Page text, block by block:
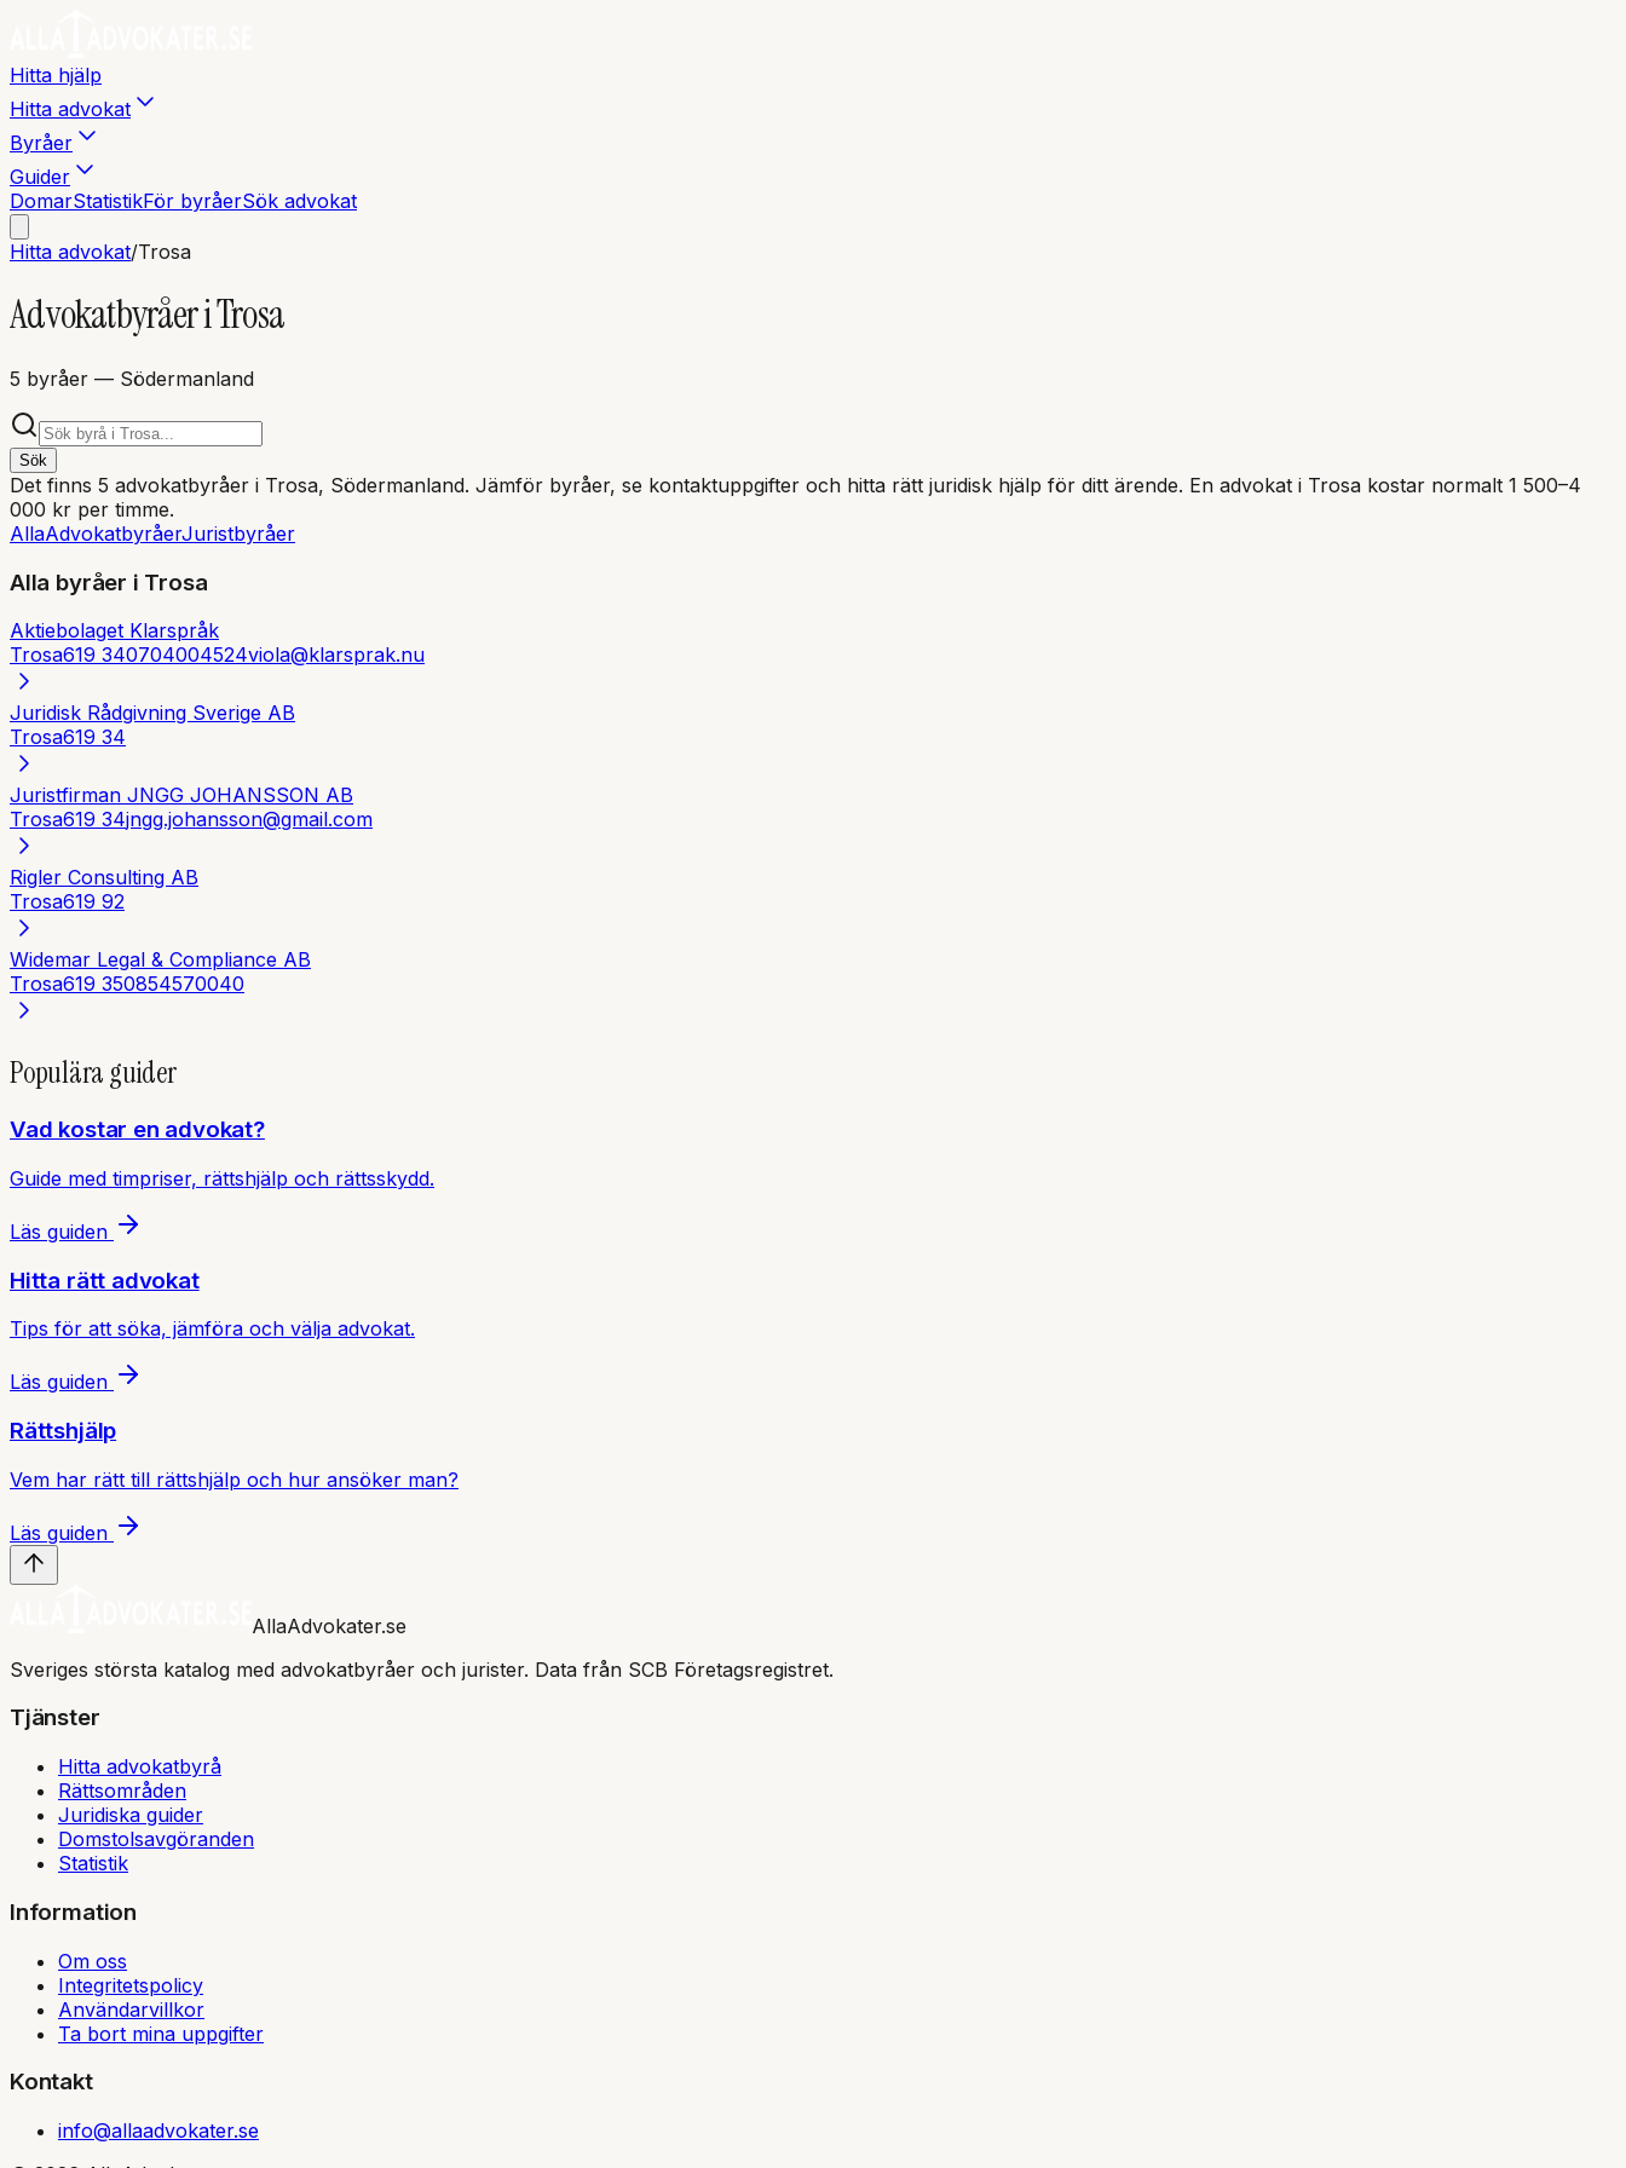
Hitta hjälp
Hitta advokat
Byråer
Guider
DomarStatistikFör byråerSök advokat
Hitta advokat/Trosa
Advokatbyråer iTrosa
5 byråer — Södermanland
Sök
Det finns 5 advokatbyråer i Trosa, Södermanland. Jämför byråer, se kontaktuppgifter och hitta rätt juridisk hjälp för ditt ärende. En advokat i Trosa kostar normalt 1 500–4
000 kr per timme.
AllaAdvokatbyråerJuristbyråer
Alla byråer i Trosa
Aktiebolaget Klarspråk
Trosa619 340704004524viola@klarsprak.nu
Juridisk Rådgivning Sverige AB
Trosa619 34
Juristfirman JNGG JOHANSSON AB
Trosa619 34jngg.johansson@gmail.com
Rigler Consulting AB
Trosa619 92
Widemar Legal & Compliance AB
Trosa619 350854570040
Populära guider
Vad kostar en advokat?
Guide med timpriser, rättshjälp och rättsskydd.
Läs guiden
Hitta rätt advokat
Tips för att söka, jämföra och välja advokat.
Läs guiden
Rättshjälp
Vem har rätt till rättshjälp och hur ansöker man?
Läs guiden
AllaAdvokater.se
Sveriges största katalog med advokatbyråer och jurister. Data från SCB Företagsregistret.
Tjänster
Hitta advokatbyrå
Rättsområden
Juridiska guider
Domstolsavgöranden
Statistik
Information
Om oss
Integritetspolicy
Användarvillkor
Ta bort mina uppgifter
Kontakt
info@allaadvokater.se